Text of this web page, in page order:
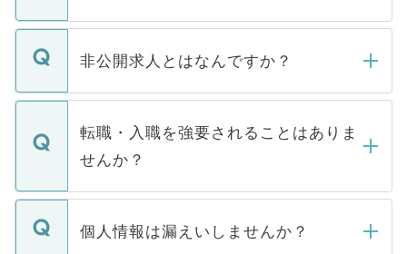
ご登録いただきましたら、弊社担当者がご
登録内容を確認し、その後メールもしくは
ます。通常、5営業日以内にはご連絡をせて
いただきますので、しばらくお待ちくださ
非公開求人とはなんですか？
マイナビDOCTORで取り扱っている求人の
うち約3割は、Webサイトからご覧いただ
けない「非公開求人」です。非公開求人は
下記の理由によって、一般には公開してい
ません。
■応募殺到を避けるため 人気のある医療機
転職・入職を強要されることはありま
せんか？
転職・入職を強要することは一切ありませ
ん。また、仮に応募先から内定をいただい
個人情報は漏えいしませんか？